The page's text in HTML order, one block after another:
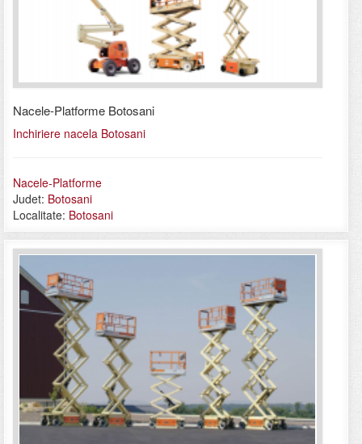
Nacele-Platforme Botosani
Inchiriere nacela Botosani
Nacele-Platforme
Judet: Botosani
Localitate: Botosani